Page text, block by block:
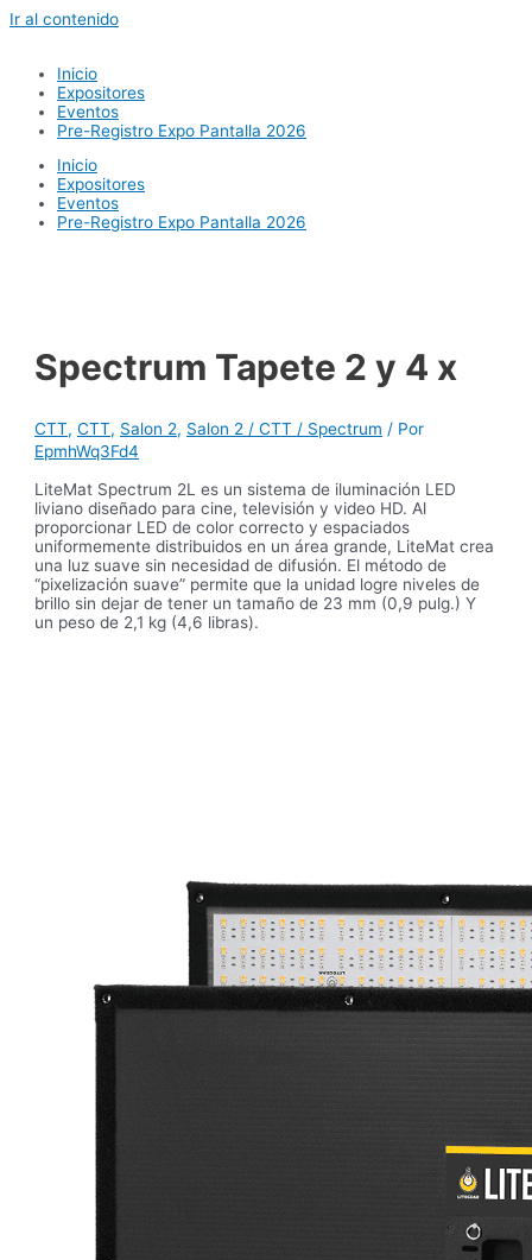
Ir al contenido
Inicio
Expositores
Eventos
Pre-Registro Expo Pantalla 2026
Inicio
Expositores
Eventos
Pre-Registro Expo Pantalla 2026
Spectrum Tapete 2 y 4 x
CTT,CTT, Salon 2, Salon 2 / CTT / Spectrum / Por
EpmhWq3Fd4
LiteMat Spectrum 2L es un sistema de iluminación LED
liviano diseñado para cine, televisión y video HD. Al
proporcionar LED de color correcto y espaciados
uniformemente distribuidos en un área grande, LiteMat crea
una luz suave sin necesidad de difusión. El método de
“pixelización suave” permite que la unidad logre niveles de
brillo sin dejar de tener un tamaño de 23 mm (0,9 pulg.) Y
un peso de 2,1 kg (4,6 libras).